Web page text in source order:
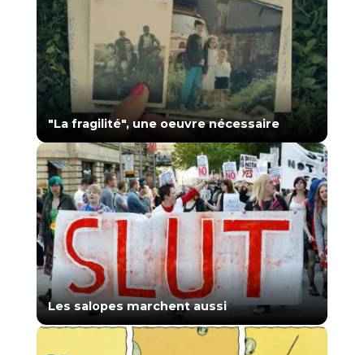
"La fragilité", une oeuvre nécessaire
Les salopes marchent aussi